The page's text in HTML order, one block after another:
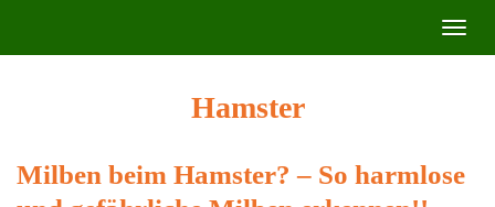
main
Hamster
Milben beim Hamster? – So harmlose